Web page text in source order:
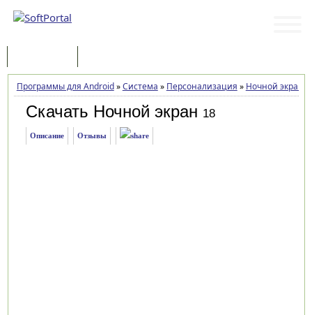
Программы для Android»Система » Персонализация » Ночной экран
Скачать Ночной экран 18
Описание Отзывы